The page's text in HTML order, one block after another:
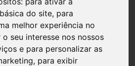
do site, para
melhor experiência no
o seu interesse nos nossos
e para personalizar as
, para exibir